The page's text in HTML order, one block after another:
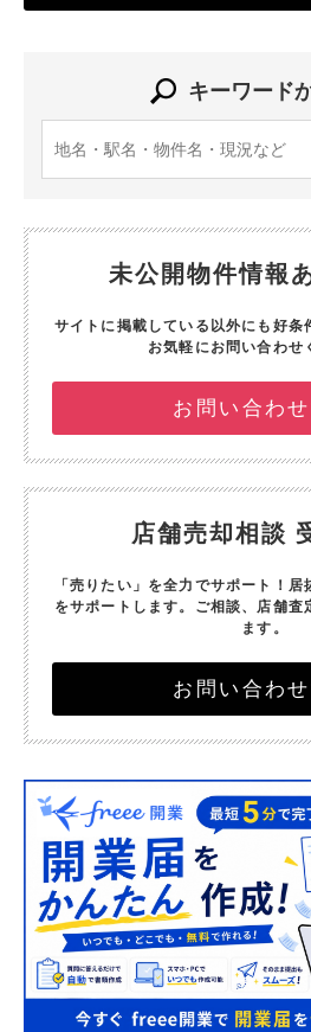
キーワード
未公開物件情報
サイトに掲載している以外にも好条
お気軽にお問い合わせ
お問い合わ
店舗売却相談
「売りたい」を全力でサポート！ 居
をサポートします。 ご相談、店舗査
ます。
お問い合わ